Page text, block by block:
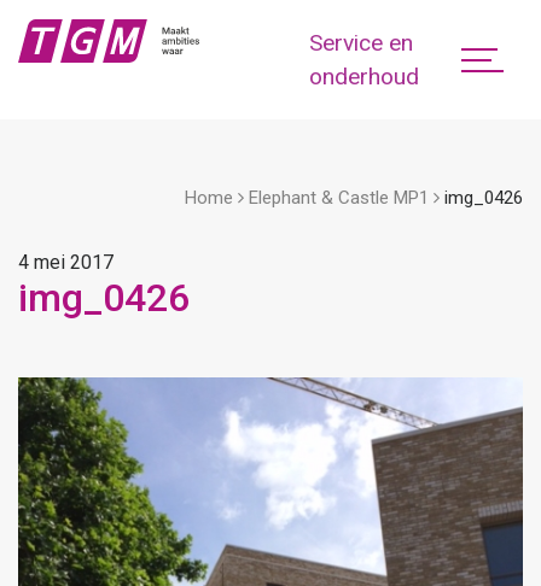
Service en
onderhoud
Home Elephant & Castle MP1 img_0426
4 mei 2017
img_0426